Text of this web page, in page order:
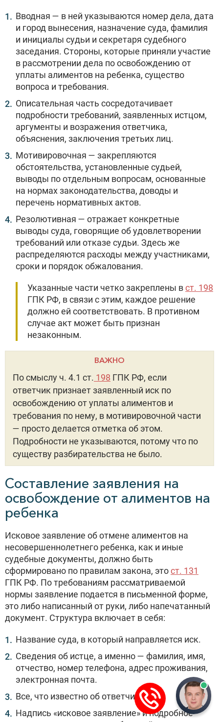
Вводная — в ней указываются номер дела, дата
и город вынесения, назначение суда, фамилия
и инициалы судьи и секретаря судебного
заседания. Стороны, которые приняли участие
в рассмотрении дела по освобождению от
уплаты алиментов на ребенка, существо
вопроса и требования.
Описательная часть сосредотачивает
подробности требований, заявленных истцом,
аргументы и возражения ответчика,
объяснения, заключения третьих лиц.
Мотивировочная — закрепляются
обстоятельства, установленные судьей,
выводы по отдельным вопросам, основанные
на нормах законодательства, доводы и
перечень нормативных актов.
Резолютивная — отражает конкретные
выводы суда, говорящие об удовлетворении
требований или отказе судьи. Здесь же
распределяются расходы между участниками,
сроки и порядок обжалования.
Указанные части четко закреплены вст. 198
ГПК РФ, в связи с этим, каждое решение
должно ей соответствовать. В противном
случае акт может быть признан
незаконным.
ВАЖНО
По смыслу ч. 4.1 ст. 198 ГПК РФ, если
ответчик признает заявленный иск по
освобождению от уплаты алиментов и
требования по нему, в мотивировочной части
— просто делается отметка об этом.
Подробности не указываются, потому что по
существу разбирательства не было.
Составление заявления на
освобождение от алиментов на
ребенка
Исковое заявление об отмене алиментов на
несовершеннолетнего ребенка, как и иные
судебные документы, должно быть
сформировано по правилам закона, этост. 131
ГПК РФ. По требованиям рассматриваемой
нормы заявление подается в письменной форме,
это либо написанный от руки, либо напечатанный
документ. Структура включает в себя:
Название суда, в который направляется иск.
Сведения об истце, а именно — фамилия, имя,
отчество, номер телефона, адрес проживания,
электронная почта.
Все, что известно об ответчике.
Надпись «исковое заявление» и подробное